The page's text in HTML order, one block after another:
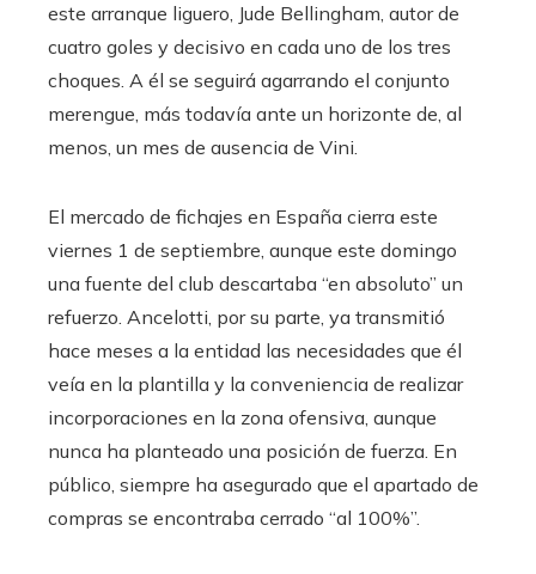
este arranque liguero, Jude Bellingham, autor de
cuatro goles y decisivo en cada uno de los tres
choques. A él se seguirá agarrando el conjunto
merengue, más todavía ante un horizonte de, al
menos, un mes de ausencia de Vini.
El mercado de fichajes en España cierra este
viernes 1 de septiembre, aunque este domingo
una fuente del club descartaba “en absoluto” un
refuerzo. Ancelotti, por su parte, ya transmitió
hace meses a la entidad las necesidades que él
veía en la plantilla y la conveniencia de realizar
incorporaciones en la zona ofensiva, aunque
nunca ha planteado una posición de fuerza. En
público, siempre ha asegurado que el apartado de
compras se encontraba cerrado “al 100%”.